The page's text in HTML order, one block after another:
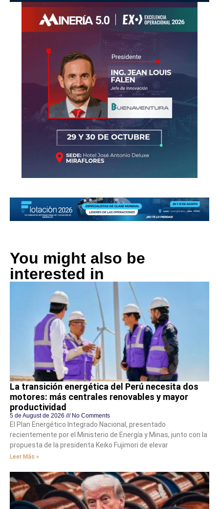
You might also be
interested in
La transición energética del Perú necesita dos
motores: más centrales renovables y mayor
productividad
5 de August de 2026 No Comments
El Plan Energético Integrado Nacional, presentado
recientemente por el Ministerio de Energía y Minas, junto con la
propuesta de la presidenta Keiko Fujimori de elevar
Leer Más »